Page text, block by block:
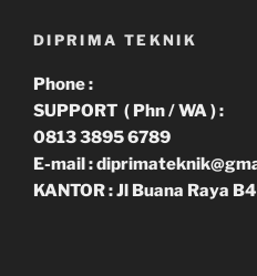
DIPRIMA TEKNIK
Phone :
SUPPORT ( Phn / WA ) :
0813 3895 6789
E-mail :
KANTOR : Jl Buana Raya